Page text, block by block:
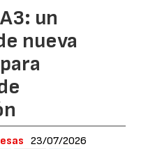
un
nueva
23/07/2026